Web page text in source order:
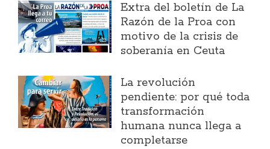
Extra del boletín de La
Razón de la Proa con
motivo de la crisis de
soberanía en Ceuta
La revolución
pendiente: por qué toda
transformación
humana nunca llega a
completarse